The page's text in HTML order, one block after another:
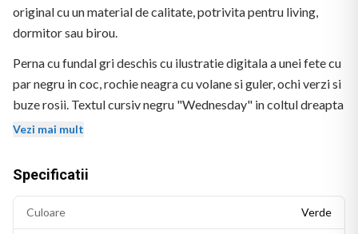
original cu un material de calitate, potrivita pentru living,
dormitor sau birou.
Perna cu fundal gri deschis cu ilustratie digitala a unei fete cu
par negru in coc, rochie neagra cu volane si guler, ochi verzi si
buze rosii. Textul cursiv negru "Wednesday" in coltul dreapta
jos.
Vezi mai mult
Specificatii
Culoare Verde